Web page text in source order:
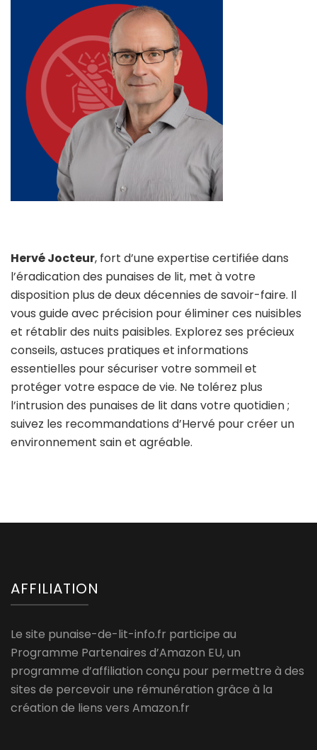
Hervé Jocteur, fort d’une expertise certifiée dans
l’éradication des punaises de lit, met à votre
disposition plus de deux décennies de savoir-faire. Il
vous guide avec précision pour éliminer ces nuisibles
et rétablir des nuits paisibles. Explorez ses précieux
conseils, astuces pratiques et informations
essentielles pour sécuriser votre sommeil et
protéger votre espace de vie. Ne tolérez plus
l’intrusion des punaises de lit dans votre quotidien ;
suivez les recommandations d’Hervé pour créer un
environnement sain et agréable.
AFFILIATION
Le site punaise-de-lit-info.fr participe au
Programme Partenaires d’Amazon EU, un
programme d’affiliation conçu pour permettre à des
sites de percevoir une rémunération grâce à la
création de liens vers Amazon.fr